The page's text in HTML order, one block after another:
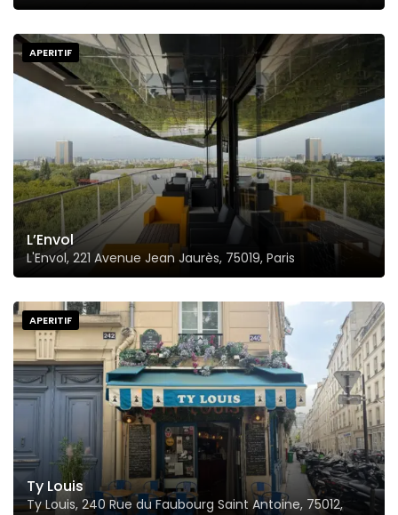
APERITIF
L’Envol
L'Envol, 221 Avenue Jean Jaurès, 75019, Paris
APERITIF
Ty Louis
Ty Louis, 240 Rue du Faubourg Saint Antoine, 75012,